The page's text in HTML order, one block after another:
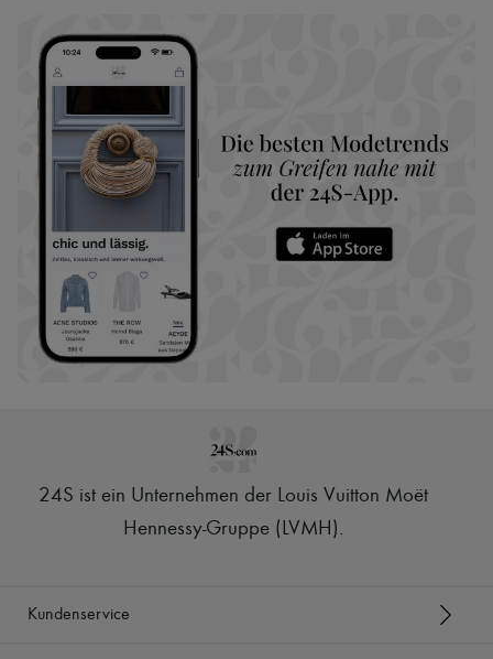
24S ist ein Unternehmen der Louis Vuitton Moët
Hennessy-Gruppe (LVMH).
Kundenservice